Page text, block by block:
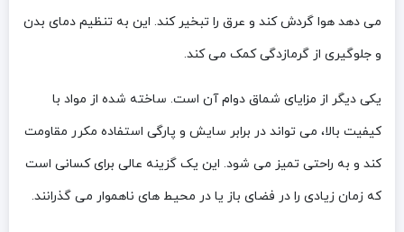
می دهد هوا گردش کند و عرق را تبخیر کند. این به تنظیم دمای بدن
و جلوگیری از گرمازدگی کمک می کند.
یکی دیگر از مزایای شماق دوام آن است. ساخته شده از مواد با
کیفیت بالا، می تواند در برابر سایش و پارگی استفاده مکرر مقاومت
کند و به راحتی تمیز می شود. این یک گزینه عالی برای کسانی است
که زمان زیادی را در فضای باز یا در محیط های ناهموار می گذرانند.